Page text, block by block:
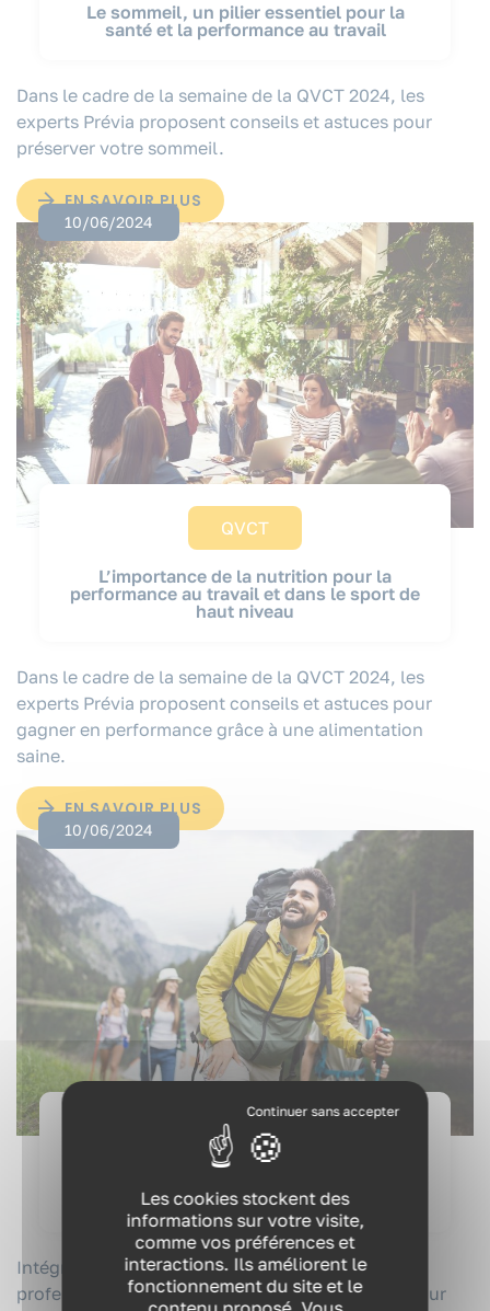
VOUS ÊTES ?
NOS EXPERTISES
NOS FORMATIONS
Le sommeil, un pilier essentiel pour la
santé et la performance au travail
Dans le cadre de la semaine de la QVCT 2024, les
experts Prévia proposent conseils et astuces pour
préserver votre sommeil.
EN SAVOIR PLUS
10/06/2024
QVCT
L’importance de la nutrition pour la
performance au travail et dans le sport de
haut niveau
Dans le cadre de la semaine de la QVCT 2024, les
experts Prévia proposent conseils et astuces pour
gagner en performance grâce à une alimentation
saine.
EN SAVOIR PLUS
10/06/2024
QVCT
la performance au travail
Intégrez l'activité physique dans votre vie
professionnelle : conseils pratiques et astuces pour
Les cookies stockent des
informations sur votre visite,
comme vos préférences et
interactions. Ils améliorent le
fonctionnement du site et le